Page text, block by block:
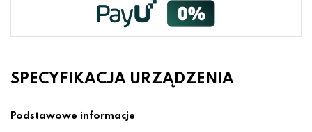
SPECYFIKACJA URZĄDZENIA
Podstawowe informacje